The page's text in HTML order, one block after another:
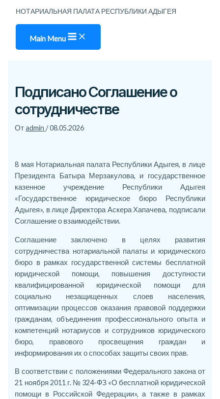
НОТАРИАЛЬНАЯ ПАЛАТА РЕСПУБЛИКИ АДЫГЕЯ
Main Menu
Подписано Соглашение о
сотрудничестве
Отadmin/08.05.2026
8 мая Нотариальная палата Республики Адыгея, в лице
Президента Батыра Мерзакулова, и государственное
казенное учреждение Республики Адыгея
«Государственное юридическое бюро Республики
Адыгея», в лице Директора Аскера Хапачева, подписали
Соглашение о взаимодействии.
Соглашение заключено в целях развития
сотрудничества нотариальной палаты и юридического
бюро в рамках государственной системы бесплатной
юридической помощи, повышения доступности
квалифицированной юридической помощи для
социально незащищенных слоев населения,
оптимизации процессов оказания правовой поддержки
гражданам, объединения профессионального опыта и
компетенций нотариусов и сотрудников юридического
бюро, правового просвещения граждан и
информирования их о способах защиты своих прав.
В соответствии с положениями Федерального закона от
21 ноября 2011 г. № 324-ФЗ «О бесплатной юридической
помощи в Российской Федерации», а также в рамках